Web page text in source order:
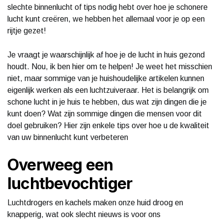
slechte binnenlucht of tips nodig hebt over hoe je schonere
lucht kunt creëren, we hebben het allemaal voor je op een
rijtje gezet!
Je vraagt je waarschijnlijk af hoe je de lucht in huis gezond
houdt. Nou, ik ben hier om te helpen! Je weet het misschien
niet, maar sommige van je huishoudelijke artikelen kunnen
eigenlijk werken als een luchtzuiveraar. Het is belangrijk om
schone lucht in je huis te hebben, dus wat zijn dingen die je
kunt doen? Wat zijn sommige dingen die mensen voor dit
doel gebruiken? Hier zijn enkele tips over hoe u de kwaliteit
van uw binnenlucht kunt verbeteren
Overweeg een
luchtbevochtiger
Luchtdrogers en kachels maken onze huid droog en
knapperig, wat ook slecht nieuws is voor ons